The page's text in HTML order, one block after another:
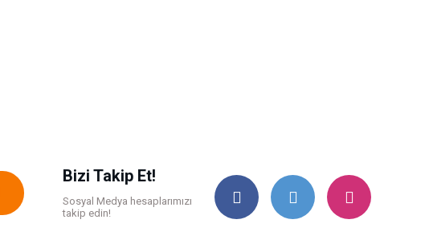
Bizi Takip Et!
Sosyal Medya hesaplarımızı
takip edin!